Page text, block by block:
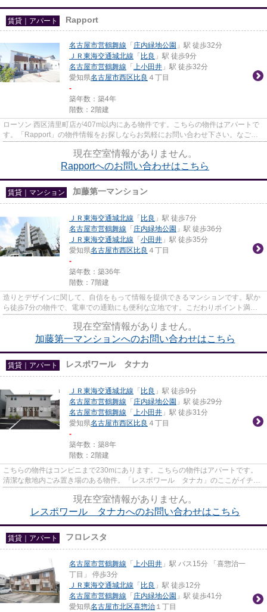
賃貸｜アパート Rapport
名古屋市営鶴舞線 「 庄内緑地公園 」駅 徒歩32分
ＪＲ東海交通城北線 「 比良 」駅 徒歩9分
名古屋市営鶴舞線 「 上小田井 」駅 徒歩32分
愛知県名古屋市西区 比良 ４丁目
-
築年数：築4年
階数：2階建
ローソン 西区清里町店が407m以内にある物件です。こちらの物件はアパートで
す。「Rapport」の物件情報をお探しならお気軽にお問い合わせ下さい。なご家
現在空室情報がありません。
Rapportへのお問い合わせはこちら
賃貸｜マンション 加藤第一マンション
ＪＲ東海交通城北線 「 比良 」駅 徒歩7分
名古屋市営鶴舞線 「 庄内緑地公園 」駅 徒歩36分
ＪＲ東海交通城北線 「 小田井 」駅 徒歩35分
愛知県名古屋市西区 比良 ４丁目
-
築年数：築36年
階数：7階建
造りとデザインに関して、自信をもって情報を提供できるマンションです。駅か
ら徒歩7分の物件で、電車での通勤にも便利な立地です。こだわりポイント満載
現在空室情報がありません。
加藤第一マンションへのお問い合わせはこちら
賃貸｜アパート レスポワール タナカ
ＪＲ東海交通城北線 「 比良 」駅 徒歩9分
名古屋市営鶴舞線 「 庄内緑地公園 」駅 徒歩29分
名古屋市営鶴舞線 「 上小田井 」駅 徒歩31分
愛知県名古屋市西区 比良 ４丁目
-
築年数：築8年
階数：2階建
こちらの物件はコンビニまで230mにあります。こちらの物件はアパートです。
清潔な敷地内ごみ置き場のある物件。「レスポワール タナカ」のここがイチオ
現在空室情報がありません。
レスポワール タナカへのお問い合わせはこちら
賃貸｜アパート フロレスタ
名古屋市営鶴舞線 「 上小田井 」駅 バス15分 「喜惣治一
丁目」 停歩3分
ＪＲ東海交通城北線 「 比良 」駅 徒歩12分
名古屋市営鶴舞線 「 庄内緑地公園 」駅 徒歩41分
愛知県名古屋市北区喜惣治 １丁目